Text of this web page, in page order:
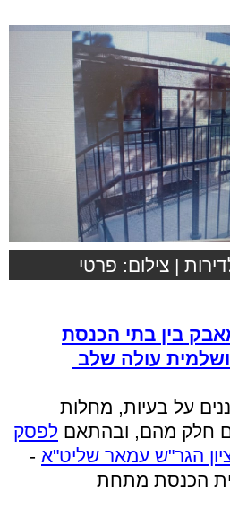
| צילום: פרטי
בין בתי הכנסת
עולה שלב
על בעיות, מחלות
חלק מהם, ובהתאם לפסק
הגר"ש עמאר שליט"א -
הכנסת מתחת